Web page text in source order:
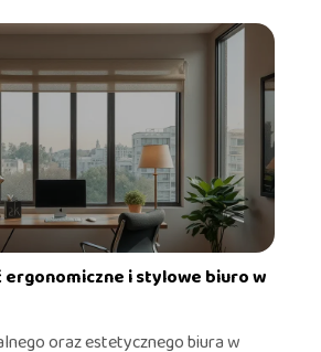
i stylowe biuro w
oraz estetycznego biura w